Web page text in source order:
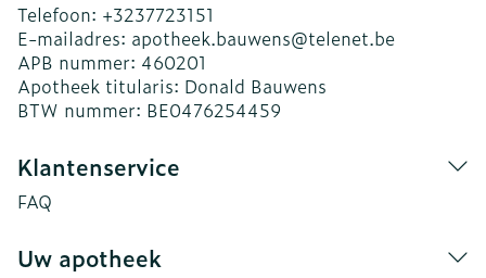
Telefoon: +3237723151
E-mailadres: apotheek.bauwens@telenet.be
APB nummer: 460201
Apotheek titularis: Donald Bauwens
BTW nummer: BE0476254459
Klantenservice
FAQ
Uw apotheek